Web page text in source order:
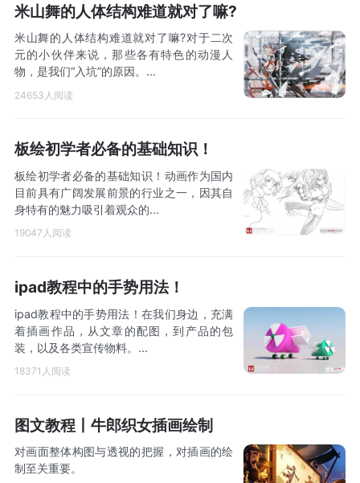
米山舞的人体结构难道就对了嘛?
米山舞的人体结构难道就对了嘛?对于二次
元的小伙伴来说，那些各有特色的动漫人
物，是我们“入坑”的原因。...
24653人阅读
板绘初学者必备的基础知识！
板绘初学者必备的基础知识！动画作为国内
目前具有广阔发展前景的行业之一，因其自
身特有的魅力吸引着观众的...
19047人阅读
ipad教程中的手势用法！
ipad教程中的手势用法！在我们身边，充满
着插画作品，从文章的配图，到产品的包
装，以及各类宣传物料。...
18371人阅读
图文教程丨牛郎织女插画绘制
对画面整体构图与透视的把握，对插画的绘
制至关重要。